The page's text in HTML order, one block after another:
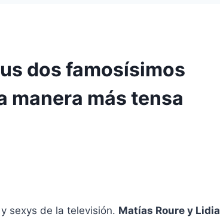
dos famosísimos
manera más tensa
sexys de la televisión. Matías Roure y Lidia